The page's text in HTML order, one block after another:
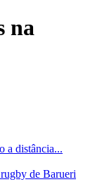
na
a distância...
de Barueri